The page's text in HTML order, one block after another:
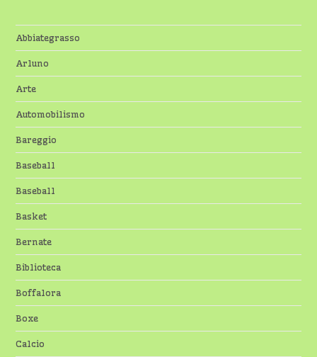
Abbiategrasso
Arluno
Arte
Automobilismo
Bareggio
Baseball
Baseball
Basket
Bernate
Biblioteca
Boffalora
Boxe
Calcio